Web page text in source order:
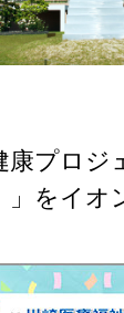
康プロ
をイオ